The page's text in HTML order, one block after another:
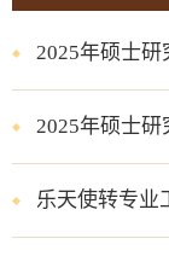
2025年硕士
2025年硕士
乐天使转专业